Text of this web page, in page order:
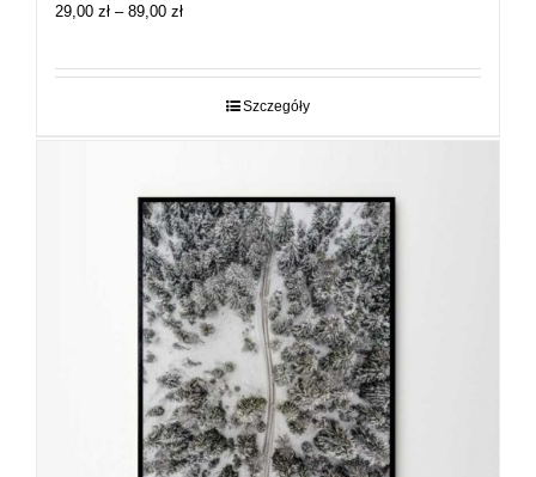
29,00 zł – 89,00 złZakres
29,00 zł
Szczegóły